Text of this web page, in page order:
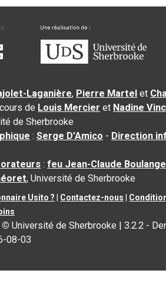
Laganière, Pierre Martel et
de Louis Mercier et Nadine
de Sherbrooke
:Serge D’Amico - Direction
:feu Jean-Claude
, Université de Sherbrooke
Usito ? Contactez-nous
© Université de Sherbrooke |3.2.2 -
08-03